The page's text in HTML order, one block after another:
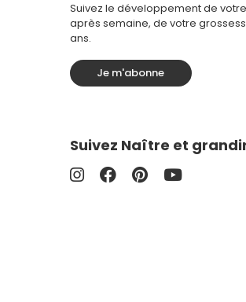
Suivez le développement de
après semaine, de votre
ans.
Je m'abonne
Suivez Naître et